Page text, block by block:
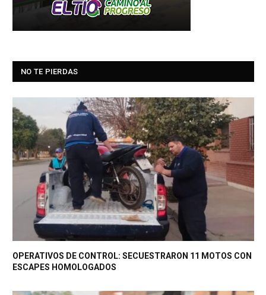
NO TE PIERDAS
OPERATIVOS DE CONTROL: SECUESTRARON 11 MOTOS CON
ESCAPES HOMOLOGADOS